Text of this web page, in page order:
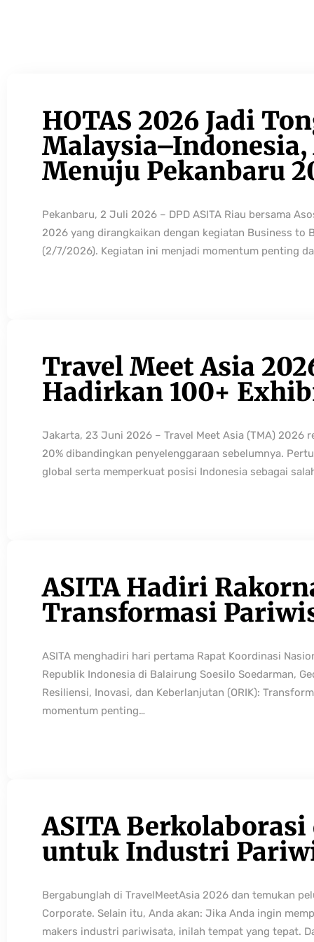
HOTAS 2026 Jadi
Menuju Pekanbaru
Pekanbaru, 2 Juli 2026 – DPD ASITA Riau bersama
2026 yang dirangkaikan dengan kegiatan Business to
(2/7/2026). Kegiatan ini menjadi momentum penting
Travel Meet Asia
Hadirkan 100+
Jakarta, 23 Juni 2026 – Travel Meet Asia (TMA) 2026
20% dibandingkan penyelenggaraan sebelumnya.
global serta memperkuat posisi Indonesia sebagai
ASITA Hadiri
Transformasi
ASITA menghadiri hari pertama Rapat Koordinasi
Republik Indonesia di Balairung Soesilo Soedarman,
Resiliensi, Inovasi, dan Keberlanjutan (ORIK):
momentum penting…
ASITA
untuk Industri
Bergabunglah di TravelMeetAsia 2026 dan temukan
Corporate. Selain itu, Anda akan: Jika Anda ingin
makers industri pariwisata, inilah tempat yang tepat.